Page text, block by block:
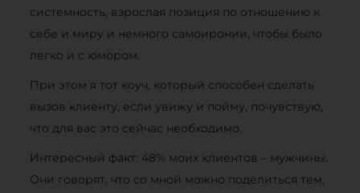
системность, взрослая позиция по отношению к
себе и миру и немного самоиронии, чтобы было
легко и с юмором.
При этом я тот коуч, который способен сделать
вызов клиенту, если увижу и пойму, почувствую,
что для вас это сейчас необходимо.
Интересный факт: 48% моих клиентов – мужчины.
Они говорят, что со мной можно поделиться тем,